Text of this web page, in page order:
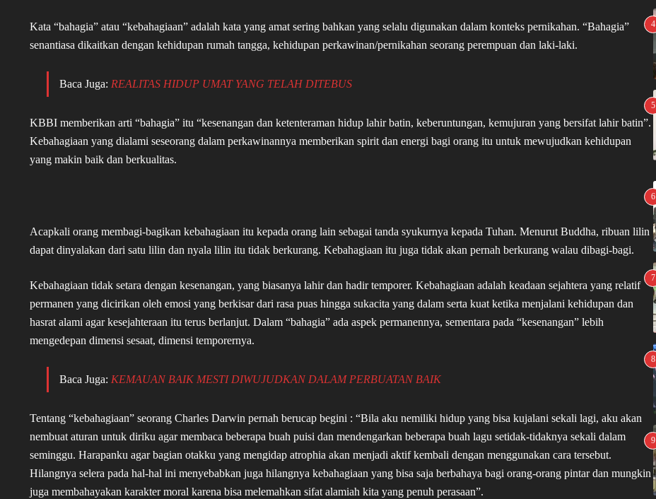
Kata “bahagia” atau “kebahagiaan” adalah kata yang amat sering bahkan yang selalu digunakan dalam konteks pernikahan. “Bahagia”
senantiasa dikaitkan dengan kehidupan rumah tangga, kehidupan perkawinan/pernikahan seorang perempuan dan laki-laki.
Baca Juga: REALITAS HIDUP UMAT YANG TELAH DITEBUS
KBBI memberikan arti “bahagia” itu “kesenangan dan ketenteraman hidup lahir batin, keberuntungan, kemujuran yang bersifat lahir batin”.
Kebahagiaan yang dialami seseorang dalam perkawinannya memberikan spirit dan energi bagi orang itu untuk mewujudkan kehidupan
yang makin baik dan berkualitas.
Acapkali orang membagi-bagikan kebahagiaan itu kepada orang lain sebagai tanda syukurnya kepada Tuhan. Menurut Buddha, ribuan lilin
dapat dinyalakan dari satu lilin dan nyala lilin itu tidak berkurang. Kebahagiaan itu juga tidak akan pernah berkurang walau dibagi-bagi.
Kebahagiaan tidak setara dengan kesenangan, yang biasanya lahir dan hadir temporer. Kebahagiaan adalah keadaan sejahtera yang relatif
permanen yang dicirikan oleh emosi yang berkisar dari rasa puas hingga sukacita yang dalam serta kuat ketika menjalani kehidupan dan
hasrat alami agar kesejahteraan itu terus berlanjut. Dalam “bahagia” ada aspek permanennya, sementara pada “kesenangan” lebih
mengedepan dimensi sesaat, dimensi temporernya.
Baca Juga: KEMAUAN BAIK MESTI DIWUJUDKAN DALAM PERBUATAN BAIK
Tentang “kebahagiaan” seorang Charles Darwin pernah berucap begini : “Bila aku nemiliki hidup yang bisa kujalani sekali lagi, aku akan
nembuat aturan untuk diriku agar membaca beberapa buah puisi dan mendengarkan beberapa buah lagu setidak-tidaknya sekali dalam
seminggu. Harapanku agar bagian otakku yang mengidap atrophia akan menjadi aktif kembali dengan menggunakan cara tersebut.
Hilangnya selera pada hal-hal ini menyebabkan juga hilangnya kebahagiaan yang bisa saja berbahaya bagi orang-orang pintar dan mungkin
juga membahayakan karakter moral karena bisa melemahkan sifat alamiah kita yang penuh perasaan”.
4
5
6
7
8
9